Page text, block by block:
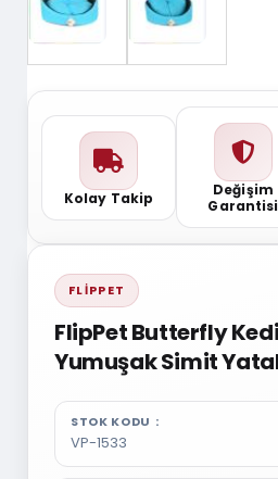
Kolay Takip
Değişim
Garantisi
FLIPPET
FlipPet Butterfly
Yumuşak Simit
STOK KODU
VP-1533